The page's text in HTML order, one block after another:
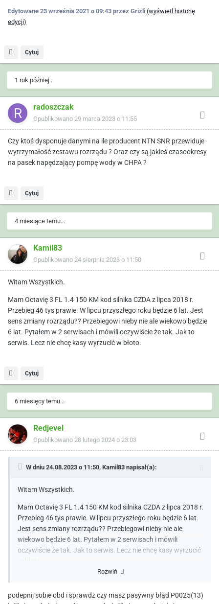
Edytowane 23 września 2021 o 09:43 przez Grizli (wyświetl historię
edycji)
Cytuj
1 rok później...
radoszczak
Opublikowano 29 marca 2023 o 11:55
Czy ktoś dysponuje danymi na ile producent NTN SNR przewiduje
wytrzymałość zestawu rozrządu ? Oraz czy są jakieś czasookresy
na pasek napędzający pompę wody w CHPA ?
Cytuj
4 miesiące temu...
Kamil83
Opublikowano 24 sierpnia 2023 o 11:50
Witam Wszystkich.
Mam Octavię 3 FL 1.4 150 KM kod silnika CZDA z lipca 2018 r.
Przebieg 46 tys prawie. W lipcu przyszłego roku będzie 6 lat. Jest
sens zmiany rozrządu?? Przebiegowi nieby nie ale wiekowo będzie
6 lat. Pytałem w 2 serwisach i mówili oczywiście że tak. Jak to
serwis. Lecz nie chcę kasy wyrzucić w błoto.
Cytuj
6 miesięcy temu...
Redjevel
Opublikowano 28 lutego 2024 o 23:03
W dniu 24.08.2023 o 11:50, Kamil83 napisał(a):
Witam Wszystkich.
Mam Octavię 3 FL 1.4 150 KM kod silnika CZDA z lipca 2018 r.
Przebieg 46 tys prawie. W lipcu przyszłego roku będzie 6 lat.
Jest sens zmiany rozrządu?? Przebiegowi nieby nie ale
wiekowo będzie 6 lat. Pytałem w 2 serwisach i mówili
oczywiście że tak. Jak to serwis. Lecz nie chcę kasy wyrzucić
Rozwiń
podepnij sobie obd i sprawdz czy masz pasywny błąd P0025(13)